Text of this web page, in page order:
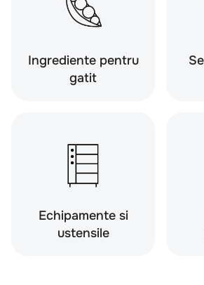
Ingrediente pentru
gatit
Echipamente si
ustensile